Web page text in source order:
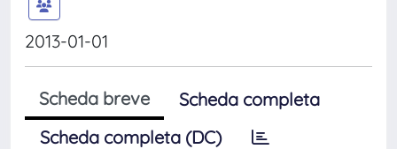
2013-01-01
Scheda breve
Scheda completa
Scheda completa (DC)